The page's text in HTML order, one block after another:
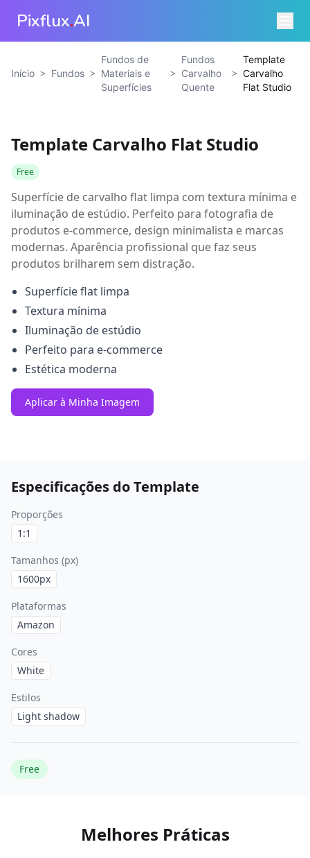
Pixflux.AI
Início > Fundos >
Fundos de
Materiais e
Superfícies
>
Fundos
Carvalho
Quente
>
Template
Carvalho
Flat Studio
Template Carvalho Flat Studio
Free
Superfície de carvalho flat limpa com textura mínima e
iluminação de estúdio. Perfeito para fotografia de
produtos e-commerce, design minimalista e marcas
modernas. Aparência profissional que faz seus
produtos brilharem sem distração.
Superfície flat limpa
Textura mínima
Iluminação de estúdio
Perfeito para e-commerce
Estética moderna
Aplicar à Minha Imagem
Especificações do Template
Proporções
1:1
Tamanhos (px)
1600px
Plataformas
Amazon
Cores
White
Estilos
Light shadow
Free
Melhores Práticas